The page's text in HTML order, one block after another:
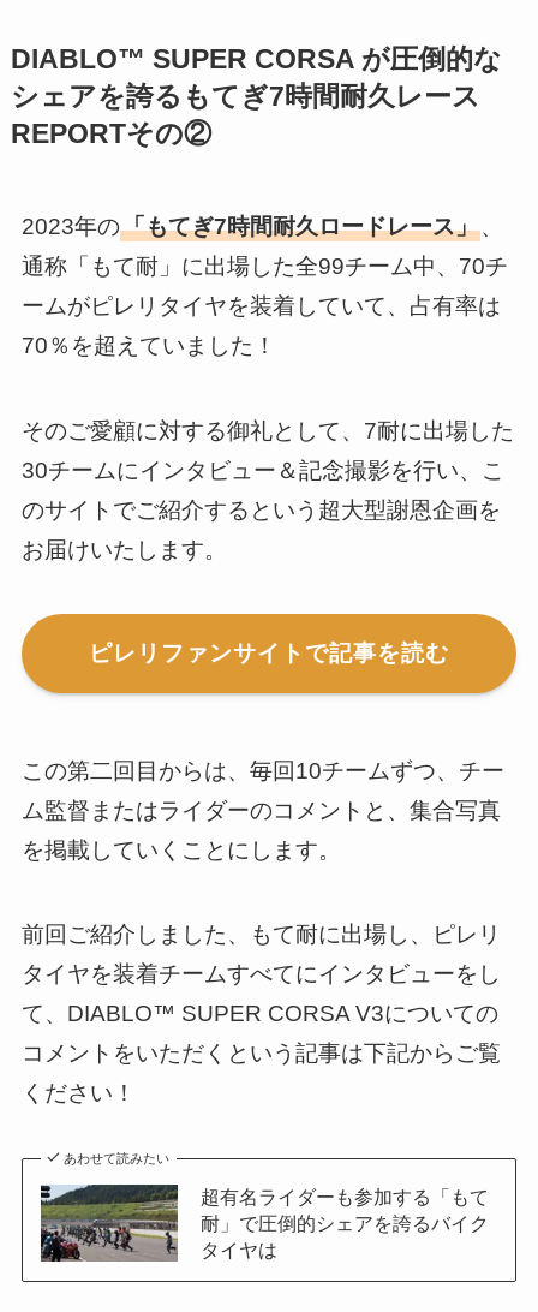
DIABLO™ SUPER CORSA が圧倒的な
シェアを誇るもてぎ7時間耐久レース
REPORTその②
2023年の「もてぎ7時間耐久ロードレース」、
通称「もて耐」に出場した全99チーム中、70チ
ームがピレリタイヤを装着していて、占有率は
70％を超えていました！
そのご愛顧に対する御礼として、7耐に出場した
30チームにインタビュー＆記念撮影を行い、こ
のサイトでご紹介するという超大型謝恩企画を
お届けいたします。
ピレリファンサイトで記事を読む
この第二回目からは、毎回10チームずつ、チー
ム監督またはライダーのコメントと、集合写真
を掲載していくことにします。
前回ご紹介しました、もて耐に出場し、ピレリ
タイヤを装着チームすべてにインタビューをし
て、DIABLO™ SUPER CORSA V3についての
コメントをいただくという記事は下記からご覧
ください！
あわせて読みたい
超有名ライダーも参加する「もて
耐」で圧倒的シェアを誇るバイク
タイヤは